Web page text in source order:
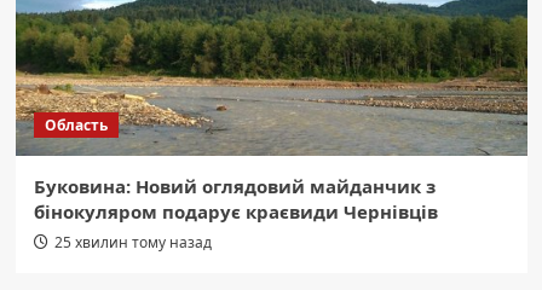
Область
Буковина: Новий оглядовий майданчик з
бінокуляром подарує краєвиди Чернівців
25 хвилин тому назад